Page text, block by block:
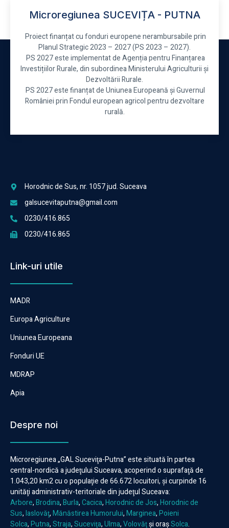
Microregiunea SUCEVIȚA - PUTNA
Proiect finanțat cu fonduri europene nerambursabile prin
Planul Strategic 2023 – 2027 (PS 2023 – 2027).
PS 2027 este implementat de Agenția pentru Finanțarea
Investițiilor Rurale, din subordinea Ministerului Agriculturii și
Dezvoltării Rurale.
PS 2027 este finanțat de Uniunea Europeană și Guvernul
României prin Fondul european agricol pentru dezvoltare
rurală.
Horodnic de Sus, nr. 1057 jud. Suceava
galsucevitaputna@gmail.com
0230/416.865
0230/416.865
Link-uri utile
MADR
Europa Agriculture
Uniunea Europeana
Fonduri UE
MDRAP
Apia
Despre noi
Microregiunea „GAL Suceviţa-Putna” este situată în partea
central-nordică a judeţului Suceava, acoperind o suprafaţă de
1.043,20 km2 cu o populaţie de 66.672 locuitori, şi curpinde 16
unităţi administrativ-teritoriale din judeţul Suceava:
Arbore,Brodina,Burla,Cacica,Horodnic de Jos,Horodnic de
Sus,Iaslovăţ,Mănăstirea Humorului,Marginea,Poieni
Solca,Putna,Straja,Suceviţa,Ulma,Volovăţşi oraşSolca.